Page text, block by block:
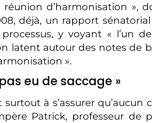
réunion d’harmonisation »,
déjà, un rapport
y voyant « l’un
latent autour des notes de
».
eu de saccage »
à s’assurer qu’aucun
Patrick, professeur de